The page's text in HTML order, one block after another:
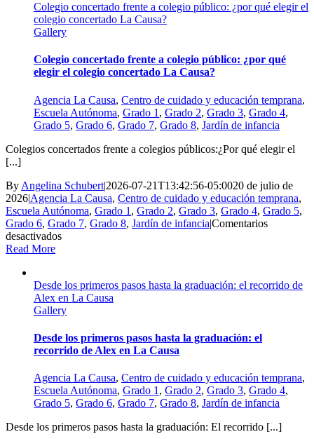
Colegio concertado frente a colegio público: ¿por qué elegir el
colegio concertado La Causa?
Gallery
Colegio concertado frente a colegio público: ¿por qué
elegir el colegio concertado La Causa?
Agencia La Causa, Centro de cuidado y educación temprana,
Escuela Autónoma, Grado 1 , Grado 2, Grado 3, Grado 4,
Grado 5, Grado 6, Grado 7, Grado 8, Jardín de infancia
Colegios concertados frente a colegios públicos:¿Por qué elegir el
[...]
By Angelina Schubert|2026-07-21T13:42:56-05:0020 de julio de
2026|Agencia La Causa, Centro de cuidado y educación temprana,
Escuela Autónoma, Grado 1 , Grado 2, Grado 3, Grado 4, Grado 5,
Grado 6, Grado 7, Grado 8, Jardín de infancia|Comentarios
desactivadosen
a
colegio
público:
qué
elegir
colegio
concertado
La
Causa?
Read More
Desde los primeros pasos hasta la graduación: el recorrido de
Alex en La Causa
Gallery
Desde los primeros pasos hasta la graduación: el
recorrido de Alex en La Causa
Agencia La Causa, Centro de cuidado y educación temprana,
Escuela Autónoma, Grado 1 , Grado 2, Grado 3, Grado 4,
Grado 5, Grado 6, Grado 7, Grado 8, Jardín de infancia
Desde los primeros pasos hasta la graduación: El recorrido [...]